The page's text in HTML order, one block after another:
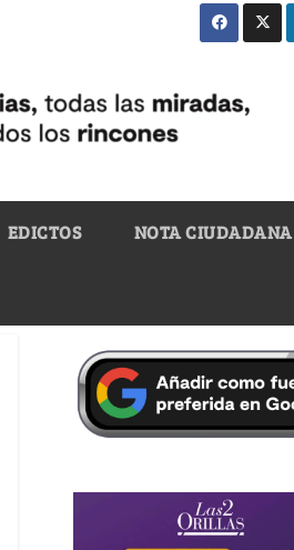
EDICTOS NOTA CIUDADANA